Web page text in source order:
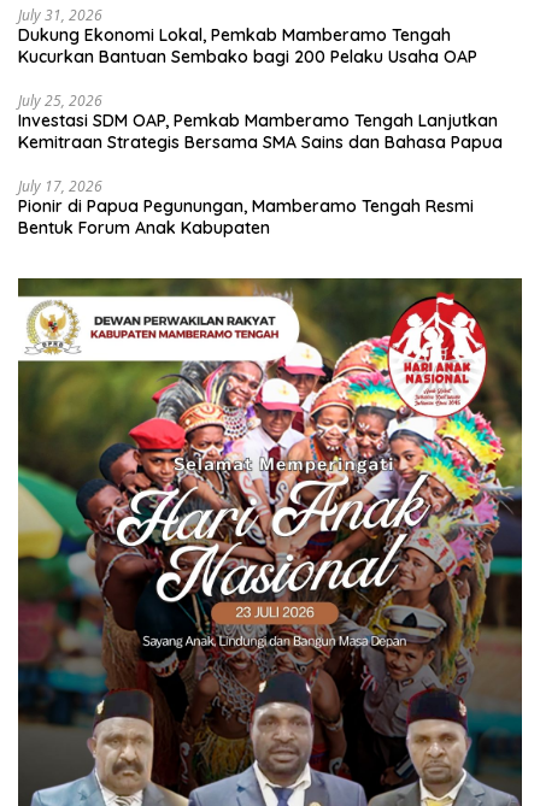
July 31, 2026
Dukung Ekonomi Lokal, Pemkab Mamberamo Tengah
Kucurkan Bantuan Sembako bagi 200 Pelaku Usaha OAP
July 25, 2026
Investasi SDM OAP, Pemkab Mamberamo Tengah Lanjutkan
Kemitraan Strategis Bersama SMA Sains dan Bahasa Papua
July 17, 2026
Pionir di Papua Pegunungan, Mamberamo Tengah Resmi
Bentuk Forum Anak Kabupaten